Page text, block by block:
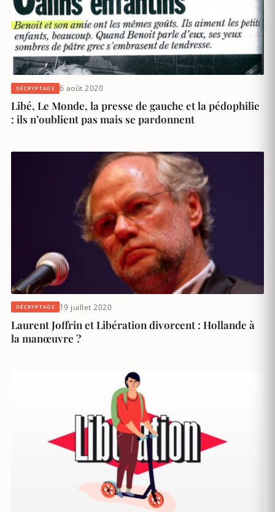
DÉCRYPTAGE 6 août 2020
Libé, Le Monde, la presse de gauche et la pédophilie
: ils n’oublient pas mais se pardonnent
DÉCRYPTAGE 19 juillet 2020
Laurent Joffrin et Libération divorcent : Hollande à
la manœuvre ?